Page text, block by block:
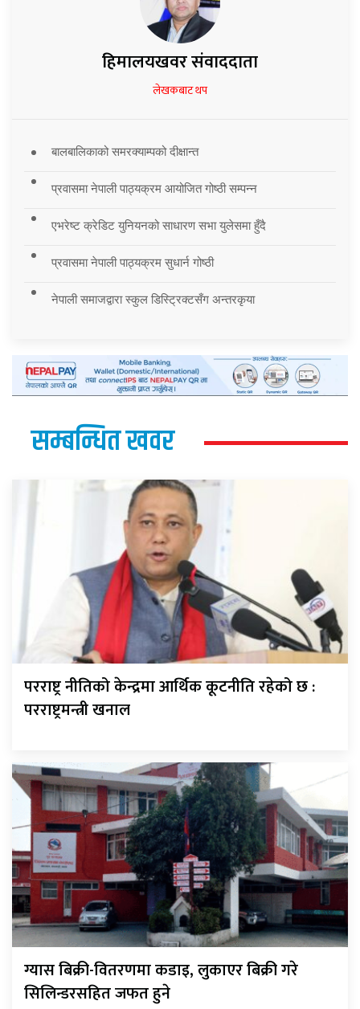
हिमालयखवर संवाददाता
लेखकबाट थप
बालबालिकाको समरक्याम्पको दीक्षान्त
प्रवासमा नेपाली पाठ्यक्रम आयोजित गोष्ठी सम्पन्न
एभरेष्ट क्रेडिट युनियनको साधारण सभा युलेसमा हुँदै
प्रवासमा नेपाली पाठ्यक्रम सुधार्न गोष्ठी
नेपाली समाजद्वारा स्कुल डिस्ट्रिक्टसँग अन्तरकृया
सम्बन्धित खवर
परराष्ट्र नीतिको केन्द्रमा आर्थिक कूटनीति रहेको छ :
परराष्ट्रमन्त्री खनाल
ग्यास बिक्री-वितरणमा कडाइ, लुकाएर बिक्री गरे
सिलिन्डरसहित जफत हुने